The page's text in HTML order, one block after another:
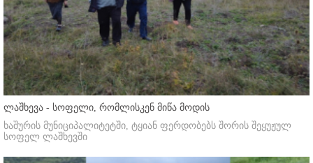
ლაშხევა - სოფელი, რომლისკენ მიწა მოდის
ხაშურის მუნიციპალიტეტში, ტყიან ფერდობებს შორის შეყუჟულ
სოფელ ლაშხევში